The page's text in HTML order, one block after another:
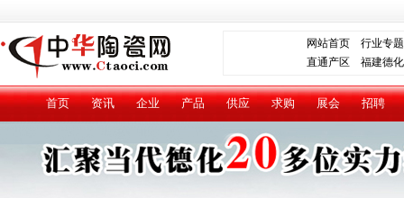
网站首页
行业专题
直通产区 福建德化
首页 资讯 企业 产品 供应 求购 展会 招聘